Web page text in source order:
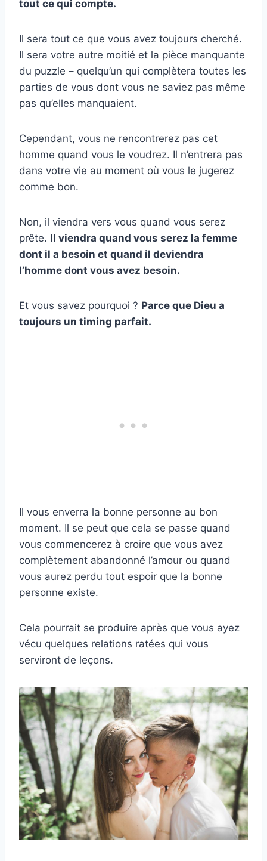
tout ce qui compte.
Il sera tout ce que vous avez toujours cherché.
Il sera votre autre moitié et la pièce manquante
du puzzle – quelqu’un qui complètera toutes les
parties de vous dont vous ne saviez pas même
pas qu’elles manquaient.
Cependant, vous ne rencontrerez pas cet
homme quand vous le voudrez. Il n’entrera pas
dans votre vie au moment où vous le jugerez
comme bon.
Non, il viendra vers vous quand vous serez
prête. Il viendra quand vous serez la femme
dont il a besoin et quand il deviendra
l’homme dont vous avez besoin.
Et vous savez pourquoi ? Parce que Dieu a
toujours un timing parfait.
Il vous enverra la bonne personne au bon
moment. Il se peut que cela se passe quand
vous commencerez à croire que vous avez
complètement abandonné l’amour ou quand
vous aurez perdu tout espoir que la bonne
personne existe.
Cela pourrait se produire après que vous ayez
vécu quelques relations ratées qui vous
serviront de leçons.